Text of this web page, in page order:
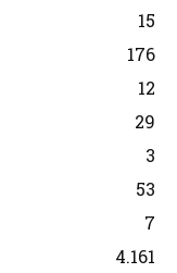
15
176
12
29
3
53
7
4.161